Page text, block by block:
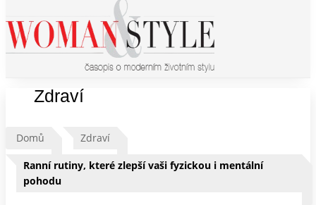
Zdraví
Domů Zdraví
Ranní rutiny, které zlepší vaši fyzickou i mentální
pohodu